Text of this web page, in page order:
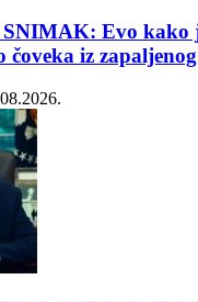
Evo kako
čoveka iz